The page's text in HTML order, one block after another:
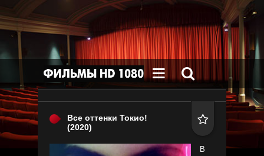
 
Все оттенки Токио!
(2020)

В